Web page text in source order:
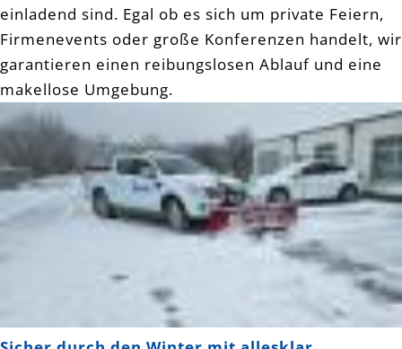
einladend sind. Egal ob es sich um private Feiern,
Firmenevents oder große Konferenzen handelt, wir
garantieren einen reibungslosen Ablauf und eine
makellose Umgebung.